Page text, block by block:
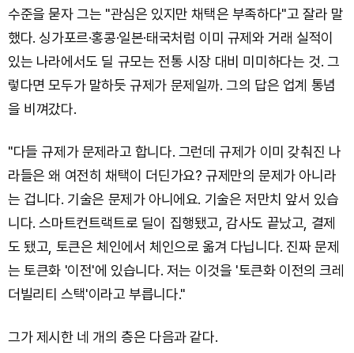
수준을 묻자 그는 "관심은 있지만 채택은 부족하다"고 잘라 말
했다. 싱가포르·홍콩·일본·태국처럼 이미 규제와 거래 실적이
있는 나라에서도 딜 규모는 전통 시장 대비 미미하다는 것. 그
렇다면 모두가 말하듯 규제가 문제일까. 그의 답은 업계 통념
을 비껴갔다.
"다들 규제가 문제라고 합니다. 그런데 규제가 이미 갖춰진 나
라들은 왜 여전히 채택이 더딘가요? 규제만의 문제가 아니라
는 겁니다. 기술은 문제가 아니에요. 기술은 저만치 앞서 있습
니다. 스마트컨트랙트로 딜이 집행됐고, 감사도 끝났고, 결제
도 됐고, 토큰은 체인에서 체인으로 옮겨 다닙니다. 진짜 문제
는 토큰화 '이전'에 있습니다. 저는 이것을 '토큰화 이전의 크레
더빌리티 스택'이라고 부릅니다."
그가 제시한 네 개의 층은 다음과 같다.